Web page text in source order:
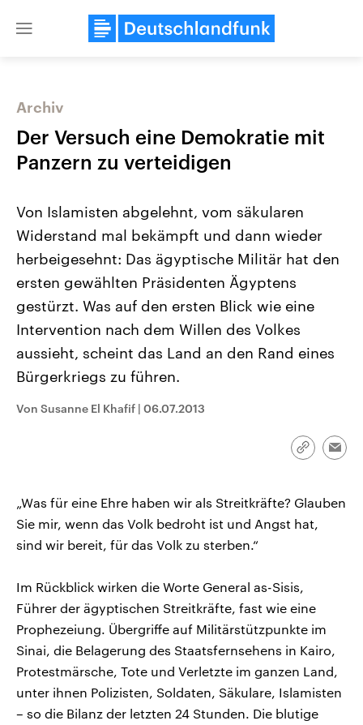
Close
USA
Hintergründe
Wirtschaftlich und militärisch
gehören die Vereinigten Staaten zu
den mächtigsten Ländern der Erde,
mit großem Einfluss auf das
aktuelle Weltgeschehen.
Nahostkonflikt
Der Überfall der
Terrororganisation Hamas
Oktober 2023 auf Israel
Region wieder die
Israel möchte die Hamas
Sendungen Programm
Archiv
Der Versuch eine Demokratie mit
Panzern zu verteidigen
Von Islamisten abgelehnt, vom säkularen
Widerstand mal bekämpft und dann wieder
herbeigesehnt: Das ägyptische Militär hat den
ersten gewählten Präsidenten Ägyptens
gestürzt. Was auf den ersten Blick wie eine
Intervention nach dem Willen des Volkes
aussieht, scheint das Land an den Rand eines
Bürgerkriegs zu führen.
Von Susanne El Khafif | 06.07.2013
Link
„Was für eine Ehre haben wir als Streitkräfte? Glauben
Sie mir, wenn das Volk bedroht ist und Angst hat,
sind wir bereit, für das Volk zu sterben.“
Im Rückblick wirken die Worte General as-Sisis,
Führer der ägyptischen Streitkräfte, fast wie eine
Prophezeiung. Übergriffe auf Militärstützpunkte im
Sinai, die Belagerung des Staatsfernsehens in Kairo,
Protestmärsche, Tote und Verletzte im ganzen Land,
unter ihnen Polizisten, Soldaten, Säkulare, Islamisten
– so die Bilanz der letzten 24 Stunden. Die blutige